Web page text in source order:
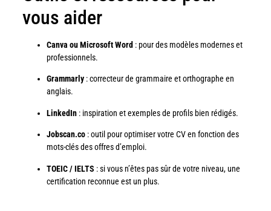
vous aider
Canva ou Microsoft Word : pour des modèles modernes et
professionnels.
Grammarly: correcteur de grammaire et orthographe en
anglais.
LinkedIn: inspiration et exemples de profils bien rédigés.
Jobscan.co: outil pour optimiser votre CV en fonction des
mots-clés des offres d’emploi.
TOEIC / IELTS : si vous n’êtes pas sûr de votre niveau, une
certification reconnue est un plus.